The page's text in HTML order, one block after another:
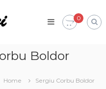
0
Boldor
Home Sergiu Corbu Boldor